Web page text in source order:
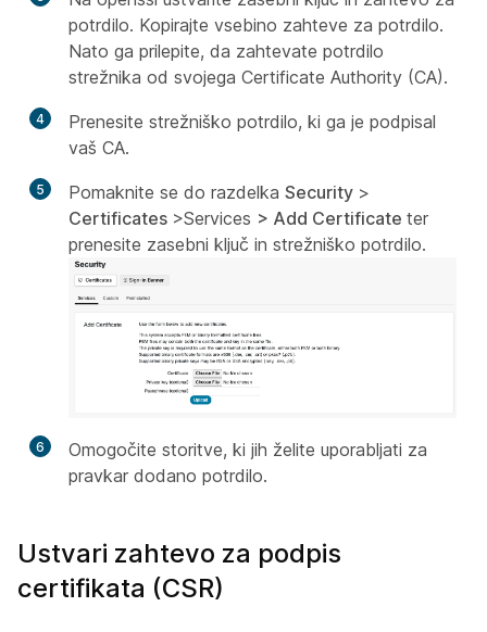
potrdilo. Kopirajte vsebino zahteve za potrdilo.
Nato ga prilepite, da zahtevate potrdilo
strežnika od svojega Certificate Authority (CA).
4
Prenesite strežniško potrdilo, ki ga je podpisal
vaš CA.
5 Pomaknite se do razdelka Security >
Certificates >Services > Add Certificate ter
prenesite zasebni ključ in strežniško potrdilo.
6
Omogočite storitve, ki jih želite uporabljati za
pravkar dodano potrdilo.
Ustvari zahtevo za podpis
certifikata (CSR)